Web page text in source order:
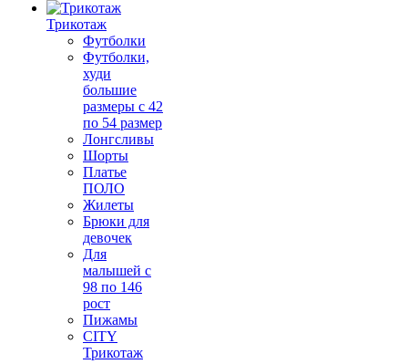
Трикотаж
Футболки
Футболки,
худи
большие
размеры с 42
по 54 размер
Лонгсливы
Шорты
Платье
ПОЛО
Жилеты
Брюки для
девочек
Для
малышей с
98 по 146
рост
Пижамы
CITY
Трикотаж